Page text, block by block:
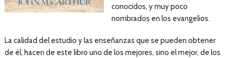
conocidos, y muy poco
nombrados en los evangelios.
La calidad del estudio y las enseñanzas que se pueden obtener
de él, hacen de este libro uno de los mejores, sino el mejor, de los